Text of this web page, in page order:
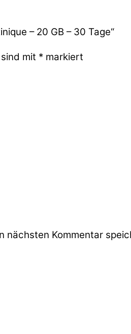
– 20 GB – 30 Tage“
mit * markiert
nächsten Kommentar